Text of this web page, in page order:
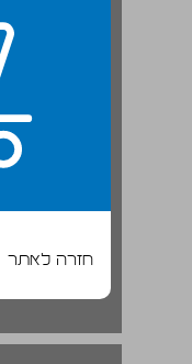
חזרה לאתר